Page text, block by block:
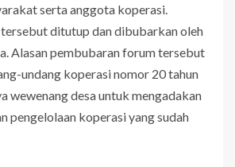
serta anggota koperasi.
ditutup dan dibubarkan oleh
Alasan pembubaran forum tersebut
undang koperasi nomor 20 tahun
wewenang desa untuk mengadakan
pengelolaan koperasi yang sudah